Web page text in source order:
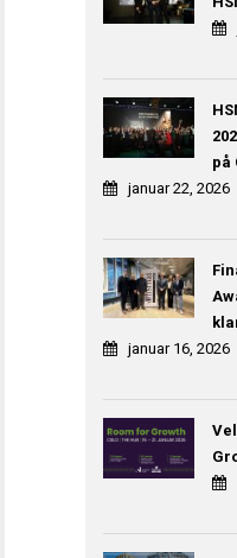
på
januar 22, 2026
januar 16, 2026